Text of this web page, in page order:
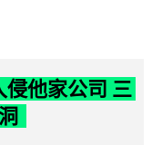
他家公司 三